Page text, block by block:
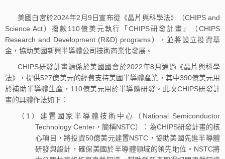
美國白宮於2024年2月9日宣布從《晶片與科學法》（CHIPS and
Science Act）撥款110億美元執行「CHIPS研發計畫」（CHIPS
Research and Development (R&D) programs），並將設立投資基
金，協助美國新興半導體公司技術商業化發展。
CHIPS研發計畫源係於美國國會於2022年8月通過《晶片與科學
法》，提供527億美元的經費支持美國半導體產業，其中390億美元用
於補助半導體生產，110億美元用於半導體研發。此次CHIPS研發計
畫的具體作法如下：
（1）建置國家半導體技術中心（National Semiconductor
Technology Center，簡稱NSTC）：為CHIPS研發計畫的核
心項目，將投資50億美元建置NSTC，協助美國先進半導體
研發與設計，確保美國於半導體領域的領先地位。NSTC將